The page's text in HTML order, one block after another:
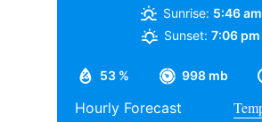
53 % 998 mb
Sunrise: 5:46 am
Sunset: 7:06 pm
Hourly Forecast